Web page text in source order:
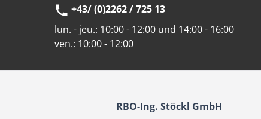
+43/ (0)2262 / 725 13
lun. - jeu.: 10:00 - 12:00 und 14:00 - 16:00
ven.: 10:00 - 12:00
RBO-Ing. Stöckl GmbH